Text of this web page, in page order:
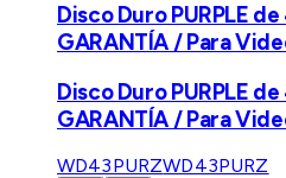
Disco Duro PURPLE
GARANTÍA / Para
Disco Duro PURPLE
GARANTÍA / Para
WD43PURZWD43PURZ